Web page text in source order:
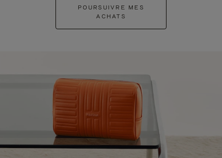
POURSUIVRE MES
ACHATS